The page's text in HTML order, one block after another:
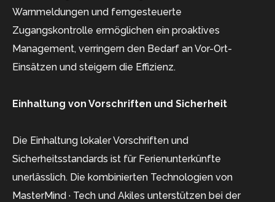
Warnmeldungen und ferngesteuerte
Zugangskontrolle ermöglichen ein proaktives
Management, verringern den Bedarf an Vor-Ort-
Einsätzen und steigern die Effizienz.
Einhaltung von Vorschriften und Sicherheit
Die Einhaltung lokaler Vorschriften und
Sicherheitsstandards ist für Ferienunterkünfte
unerlässlich. Die kombinierten Technologien von
MasterMind · Tech und Akiles unterstützen bei der